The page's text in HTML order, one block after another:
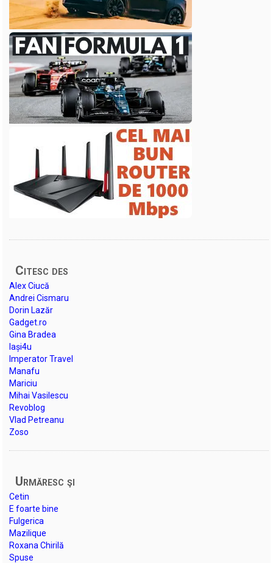
Citesc des
Alex Ciucă
Andrei Cismaru
Dorin Lazăr
Gadget.ro
Gina Bradea
Iași4u
Imperator Travel
Manafu
Mariciu
Mihai Vasilescu
Revoblog
Vlad Petreanu
Zoso
Urmăresc şi
Cetin
E foarte bine
Fulgerica
Mazilique
Roxana Chirilă
Spuse